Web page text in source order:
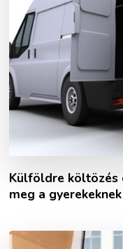
Külföldre költözés
meg a